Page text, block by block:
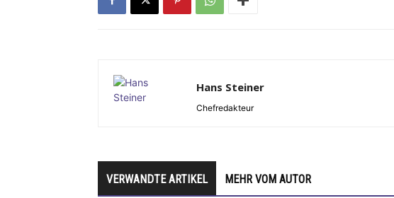
Hans Steiner
Chefredakteur
VERWANDTE ARTIKEL MEHR VOM AUTOR